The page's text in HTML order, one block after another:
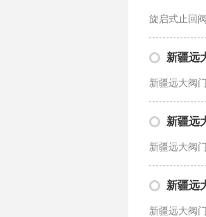
旋启式止回
新疆远
新疆远大阀
新疆远
新疆远大阀
新疆远
新疆远大阀